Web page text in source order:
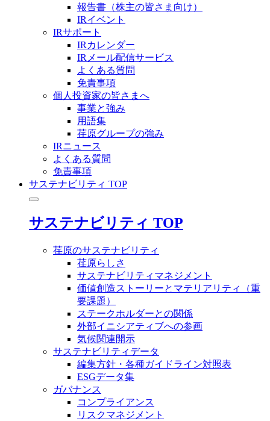
報告書（株主の皆さま向け）
IRイベント
IRサポート
IRカレンダー
IRメール配信サービス
よくある質問
免責事項
個人投資家の皆さまへ
事業と強み
用語集
荏原グループの強み
IRニュース
よくある質問
免責事項
サステナビリティ TOP
サステナビリティ TOP
荏原のサステナビリティ
荏原らしさ
サステナビリティマネジメント
価値創造ストーリーとマテリアリティ（重
要課題）
ステークホルダーとの関係
外部イニシアティブへの参画
気候関連開示
サステナビリティデータ
編集方針・各種ガイドライン対照表
ESGデータ集
ガバナンス
コンプライアンス
リスクマネジメント